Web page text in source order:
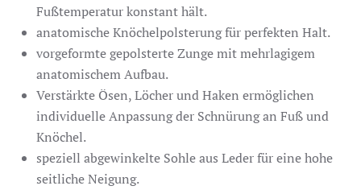
Fußtemperatur konstant hält.
anatomische Knöchelpolsterung für perfekten Halt.
vorgeformte gepolsterte Zunge mit mehrlagigem
anatomischem Aufbau.
Verstärkte Ösen, Löcher und Haken ermöglichen
individuelle Anpassung der Schnürung an Fuß und
Knöchel.
speziell abgewinkelte Sohle aus Leder für eine hohe
seitliche Neigung.